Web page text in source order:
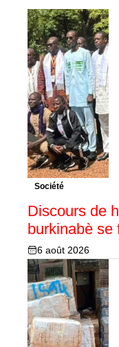
Société
Discours de
burkinabè se
6 août 2026